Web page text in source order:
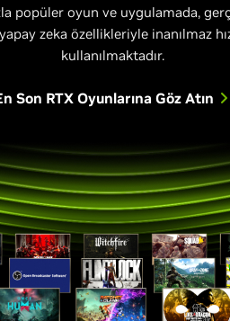
popüler oyun ve uygulamada,
zeka özellikleriyle inanılmaz
kullanılmaktadır.
Son RTX Oyunlarına Göz Atın